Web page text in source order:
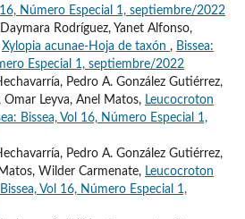
16, Número Especial 1, septiembre/2022
Rodríguez, Yanet Alfonso,
Xylopia acunae-Hoja de taxón , Bissea:
Especial 1, septiembre/2022
Pedro A. González Gutiérrez,
Leyva, Anel Matos, Leucocroton
Bissea, Vol 16, Número Especial 1,
Pedro A. González Gutiérrez,
Wilder Carmenate, Leucocroton
Vol 16, Número Especial 1,